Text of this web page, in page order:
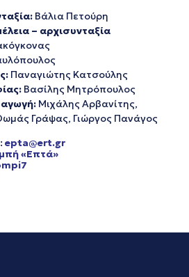
Βάλια Πετούρη
– αρχισυνταξία
Παναγιώτης Κατσούλης
Βασίλης Μητρόπουλος
Μιχάλης Αρβανίτης,
Γράψας, Γιώργος Πανάγος
epta@ert.gr
«Επτά»